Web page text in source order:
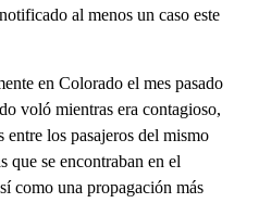
al menos un caso este
en Colorado el mes pasado
voló mientras era contagioso,
los pasajeros del mismo
que se encontraban en el
como una propagación más